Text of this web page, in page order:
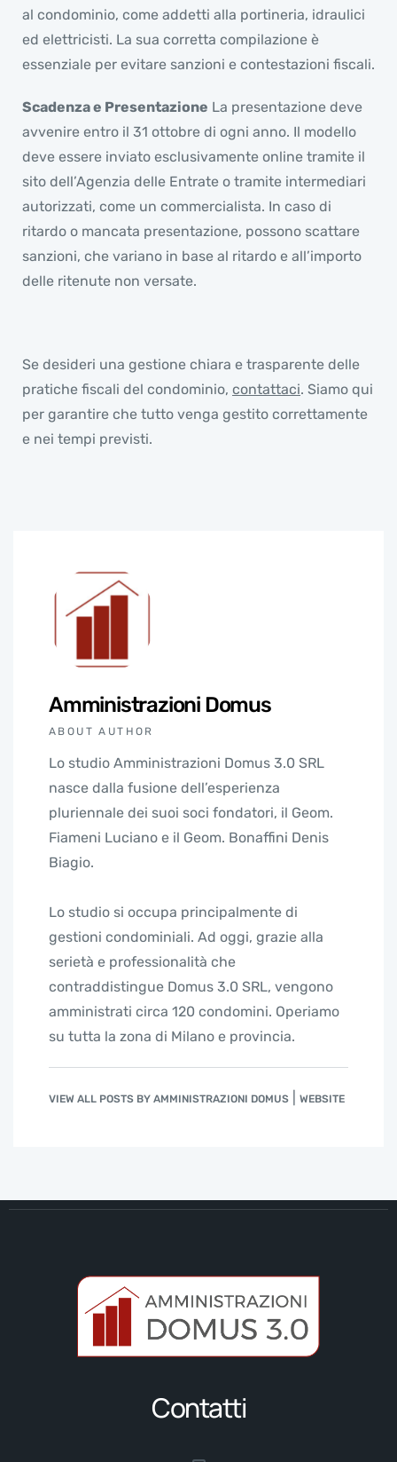
al condominio, come addetti alla portineria, idraulici
ed elettricisti. La sua corretta compilazione è
essenziale per evitare sanzioni e contestazioni fiscali.
Scadenza e Presentazione La presentazione deve
avvenire entro il 31 ottobre di ogni anno. Il modello
deve essere inviato esclusivamente online tramite il
sito dell’Agenzia delle Entrate o tramite intermediari
autorizzati, come un commercialista. In caso di
ritardo o mancata presentazione, possono scattare
sanzioni, che variano in base al ritardo e all’importo
delle ritenute non versate.
Se desideri una gestione chiara e trasparente delle
pratiche fiscali del condominio, contattaci. Siamo qui
per garantire che tutto venga gestito correttamente
e nei tempi previsti.
Amministrazioni Domus
ABOUT AUTHOR
Lo studio Amministrazioni Domus 3.0 SRL
nasce dalla fusione dell’esperienza
pluriennale dei suoi soci fondatori, il Geom.
Fiameni Luciano e il Geom. Bonaffini Denis
Biagio.
Lo studio si occupa principalmente di
gestioni condominiali. Ad oggi, grazie alla
serietà e professionalità che
contraddistingue Domus 3.0 SRL, vengono
amministrati circa 120 condomini. Operiamo
su tutta la zona di Milano e provincia.
VIEW ALL POSTS BY AMMINISTRAZIONI DOMUS WEBSITE
Contatti